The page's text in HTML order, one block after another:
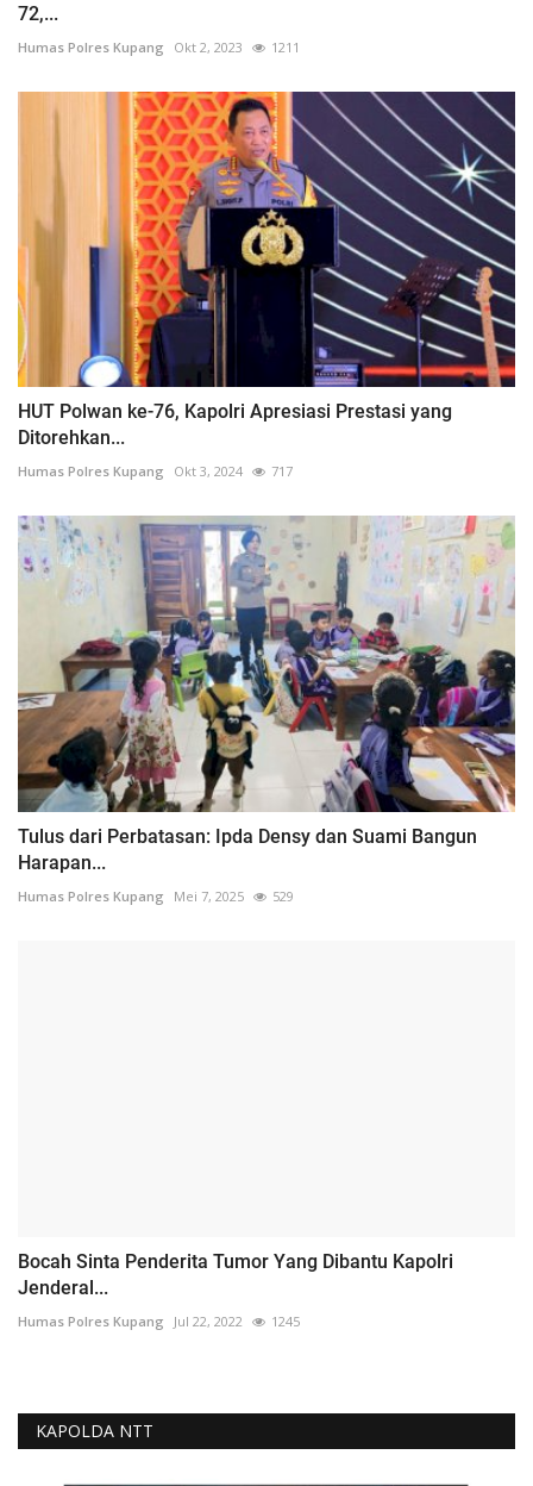
72,...
Humas Polres Kupang Okt 2, 2023 1211
HUT Polwan ke-76, Kapolri Apresiasi Prestasi yang
Ditorehkan...
Humas Polres Kupang Okt 3, 2024 717
Tulus dari Perbatasan: Ipda Densy dan Suami Bangun
Harapan...
Humas Polres Kupang Mei 7, 2025 529
Bocah Sinta Penderita Tumor Yang Dibantu Kapolri
Jenderal...
Humas Polres Kupang Jul 22, 2022 1245
KAPOLDA NTT